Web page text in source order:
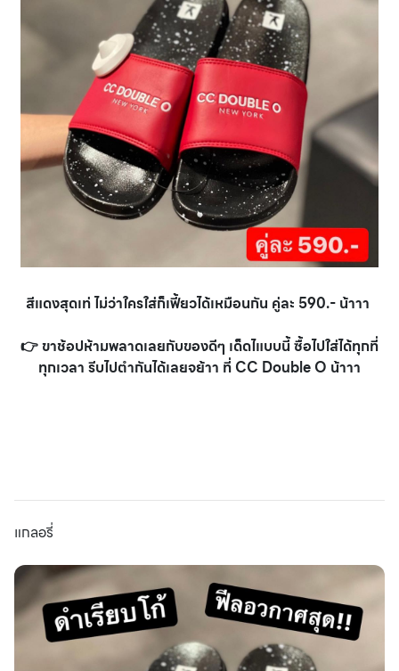
สีแดงสุดเท่ ไม่ว่าใครใส่ก็เฟี้ยวได้เหมือนกัน คู่ละ 590.- น้าาา
👉 ขาช้อปห้ามพลาดเลยกับของดีๆ เด็ดไแบบนี้ ซื้อไปใส่ได้ทุกที่
ทุกเวลา รีบไปตำกันได้เลยจย้าา ที่ CC Double O น้าาา
แกลอรี่